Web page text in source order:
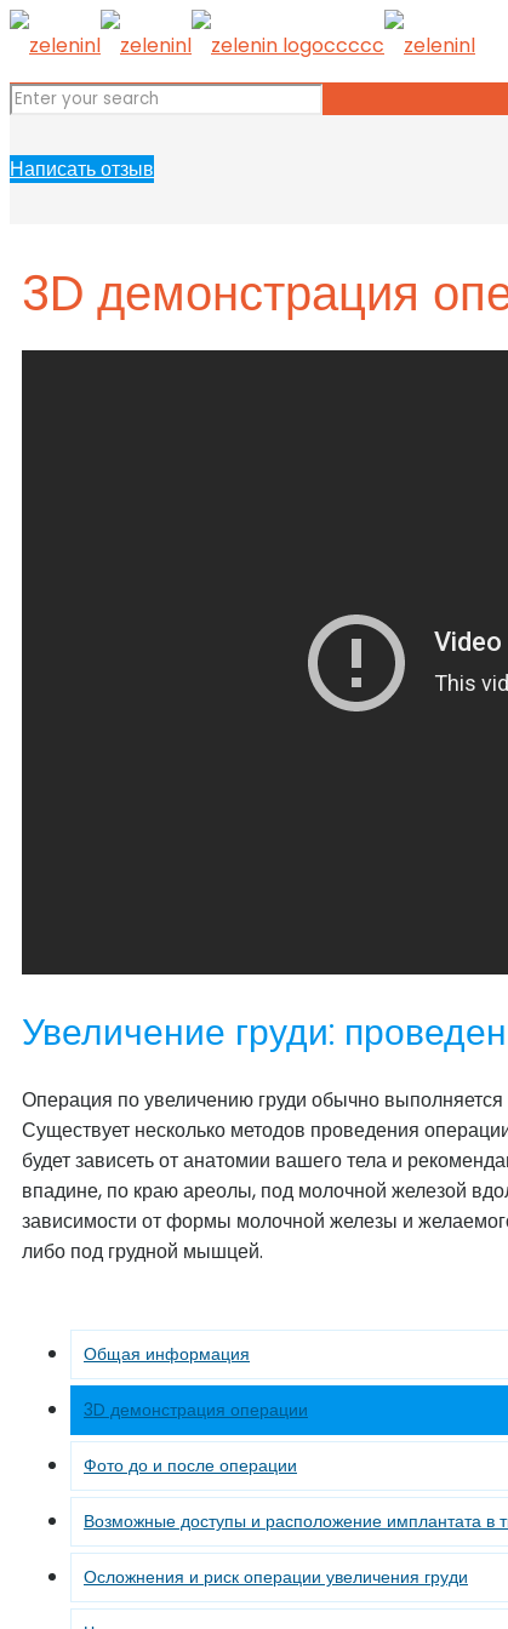
Написать отзыв
3D демонстрация
Увеличение груди:
Операция по увеличению груди обычно
Существует несколько методов проведения
будет зависеть от анатомии вашего тела и
впадине, по краю ареолы, под молочной железой
зависимости от формы молочной железы и
либо под грудной мышцей.
Общая информация
3D демонстрация операции
Фото до и после операции
Возможные доступы и расположение имплантата в
Осложнения и риск операции увеличения груди